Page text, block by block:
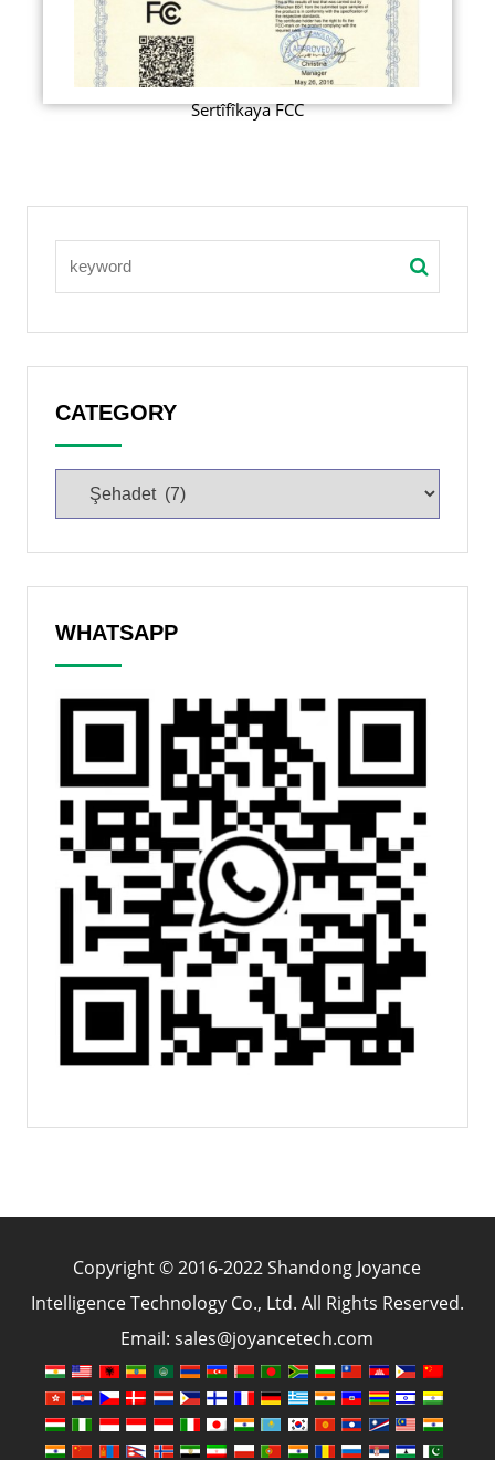
Sertîfîkaya FCC
CATEGORY
WHATSAPP
Copyright © 2016-2022 Shandong Joyance
Intelligence Technology Co., Ltd. All Rights Reserved.
Email: sales@joyancetech.com